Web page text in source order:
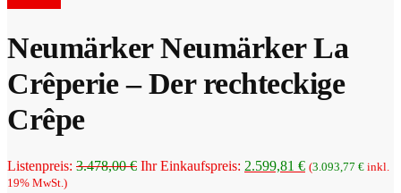
Neumärker Neumärker La
Crêperie – Der rechteckige
Crêpe
Listenpreis: 3.478,00€ Ursprünglicher
Ihr Einkaufspreis: 2.599,81 €Aktueller
(3.093,77 € inkl.
19% MwSt.)